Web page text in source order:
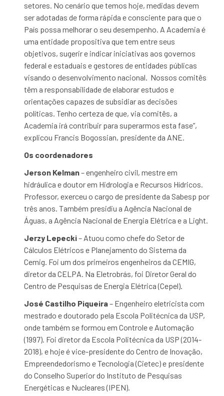
setores. No cenário que temos hoje, medidas devem
ser adotadas de forma rápida e consciente para que o
País possa melhorar o seu desempenho. A Academia é
uma entidade propositiva que tem entre seus
objetivos, sugerir e indicar iniciativas aos governos
federal e estaduais e gestores de entidades públicas
visando o desenvolvimento nacional. Nossos comitês
têm a responsabilidade de elaborar estudos e
orientações capazes de subsidiar as decisões
políticas. Tenho certeza de que, via comitês, a
Academia irá contribuir para superarmos esta fase”,
explicou Francis Bogossian, presidente da ANE.
Os coordenadores
Jerson Kelman– engenheiro civil, mestre em
hidráulica e doutor em Hidrologia e Recursos Hídricos.
Professor, exerceu o cargo de presidente da Sabesp por
três anos. Também presidiu a Agência Nacional de
Águas, a Agência Nacional de Energia Elétrica e a Light.
Jerzy Lepecki– Atuou como chefe do Setor de
Cálculos Elétricos e Planejamento do Sistema da
Cemig. Foi um dos primeiros engenheiros da CEMIG,
diretor da CELPA. Na Eletrobrás, foi Diretor Geral do
Centro de Pesquisas de Energia Elétrica (Cepel).
José Castilho Piqueira– Engenheiro eletricista com
mestrado e doutorado pela Escola Politécnica da USP,
onde também se formou em Controle e Automação
(1997). Foi diretor da Escola Politécnica da USP (2014-
2018), e hoje é vice-presidente do Centro de Inovação,
Empreendedorismo e Tecnologia (Cietec) e presidente
do Conselho Superior do Instituto de Pesquisas
Energéticas e Nucleares (IPEN).